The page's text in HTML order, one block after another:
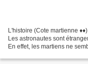
L'histoire (Cote martienne
Les astronautes sont
En effet, les martiens ne